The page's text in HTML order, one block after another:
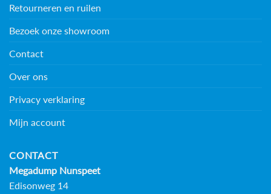
Retourneren en ruilen
Bezoek onze showroom
Contact
Over ons
Privacy verklaring
Mijn account
CONTACT
Megadump Nunspeet
Edisonweg 14